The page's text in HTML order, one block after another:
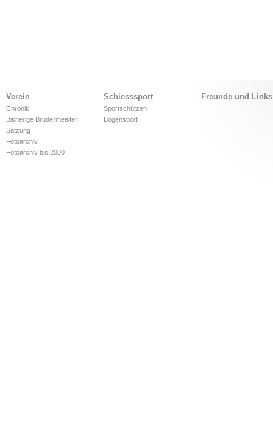
Verein
Chronik
Bisherige Brudermeister
Satzung
Fotoarchiv
Fotoarchiv bis 2000
Schiesssport
Sportschützen
Bogensport
Freunde und Links